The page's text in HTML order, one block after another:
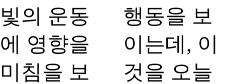
빛의 운동
에 영향을
미침을 보
행동을 보
이는데, 이
것을 오늘